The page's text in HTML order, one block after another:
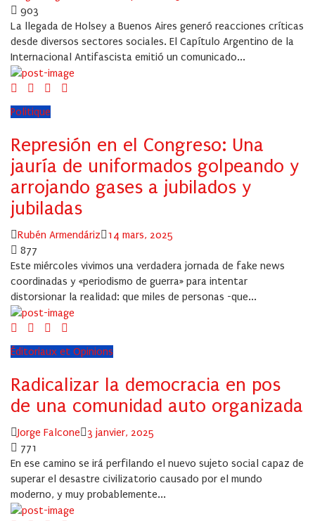
903
La llegada de Holsey a Buenos Aires generó reacciones críticas
desde diversos sectores sociales. El Capítulo Argentino de la
Internacional Antifascista emitió un comunicado...
Politique
Represión en el Congreso: Una
jauría de uniformados golpeando y
arrojando gases a jubilados y
jubiladas
Author
Rubén Armendáriz
Posted
14 mars, 2025
877
Este miércoles vivimos una verdadera jornada de fake news
coordinadas y «periodismo de guerra» para intentar
distorsionar la realidad: que miles de personas -que...
Éditoriaux et Opinions
Radicalizar la democracia en pos
de una comunidad auto organizada
Author
Jorge Falcone
Posted
3 janvier, 2025
771
En ese camino se irá perfilando el nuevo sujeto social capaz de
superar el desastre civilizatorio causado por el mundo
moderno, y muy probablemente...